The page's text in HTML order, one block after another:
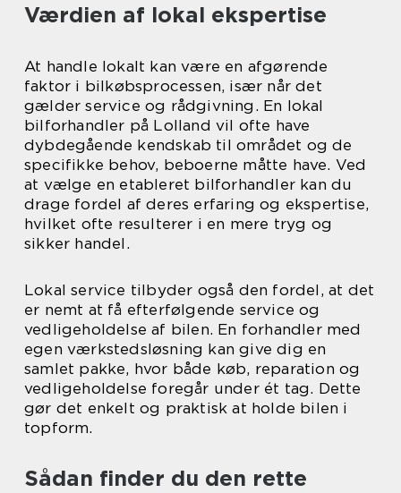
Værdien af lokal ekspertise
At handle lokalt kan være en afgørende
faktor i bilkøbsprocessen, især når det
gælder service og rådgivning. En lokal
bilforhandler på Lolland vil ofte have
dybdegående kendskab til området og de
specifikke behov, beboerne måtte have. Ved
at vælge en etableret bilforhandler kan du
drage fordel af deres erfaring og ekspertise,
hvilket ofte resulterer i en mere tryg og
sikker handel.
Lokal service tilbyder også den fordel, at det
er nemt at få efterfølgende service og
vedligeholdelse af bilen. En forhandler med
egen værkstedsløsning kan give dig en
samlet pakke, hvor både køb, reparation og
vedligeholdelse foregår under ét tag. Dette
gør det enkelt og praktisk at holde bilen i
topform.
Sådan finder du den rette